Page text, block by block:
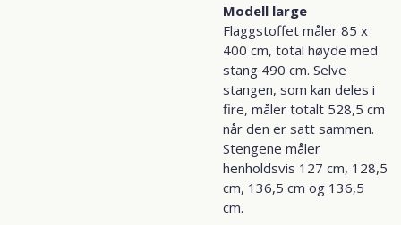
Modell large
Flaggstoffet måler 85 x
400 cm, total høyde med
stang 490 cm. Selve
stangen, som kan deles i
fire, måler totalt 528,5 cm
når den er satt sammen.
Stengene måler
henholdsvis 127 cm, 128,5
cm, 136,5 cm og 136,5
cm.